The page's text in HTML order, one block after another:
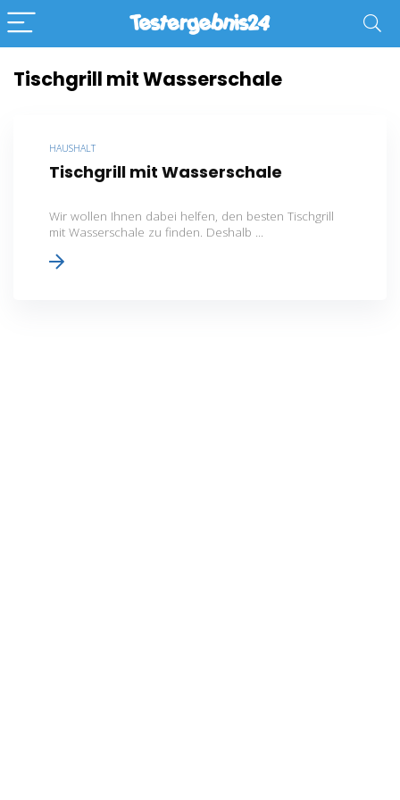
Tischgrill mit Wasserschale
HAUSHALT
Tischgrill mit Wasserschale
Wir wollen Ihnen dabei helfen, den besten Tischgrill
mit Wasserschale zu finden. Deshalb ...